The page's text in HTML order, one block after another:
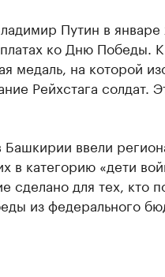
Путин в январе
ко Дню Победы.
медаль, на которой
Рейхстага солдат.
Башкирии ввели
в категорию «дети
сделано для тех, кто
из федерального